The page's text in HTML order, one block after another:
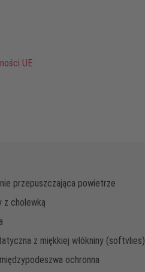
UE
przepuszczająca powietrze
z cholewką
z miękkiej włókniny (softvlies)
ochronna